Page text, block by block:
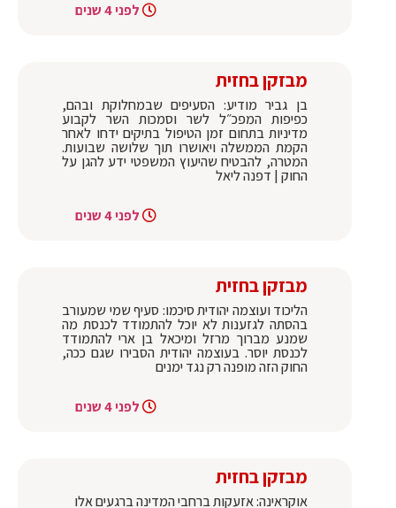
לפני 4 שנים
מבזקן בחזית
בן גביר מודיע: הסעיפים שבמחלוקת ובהם,
כפיפות המפכ״ל לשר וסמכות השר לקבוע
מדיניות בתחום זמן הטיפול בתיקים ידחו לאחר
הקמת הממשלה ויאושרו תוך שלושה שבועות.
המטרה, להבטיח שהיעוץ המשפטי ידע להגן על
החוק | דפנה ליאל
לפני 4 שנים
מבזקן בחזית
הליכוד ועוצמה יהודית סיכמו: סעיף שמי שמעורב
בהסתה לגזענות לא יוכל להתמודד לכנסת מה
שמנע מברוך מרזל ומיכאל בן ארי להתמודד
לכנסת יוסר. בעוצמה יהודית הסבירו שגם ככה,
החוק הזה מופנה רק נגד ימנים
לפני 4 שנים
מבזקן בחזית
אוקראינה: אזעקות ברחבי המדינה ברגעים אלו